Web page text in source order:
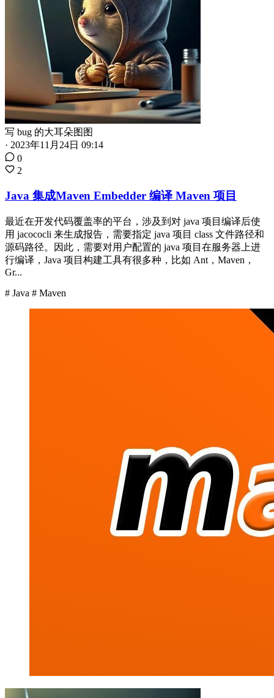
写 bug 的大耳朵图图
· 2023年11月24日 09:14
0
2
Java 集成Maven Embedder 编译 Maven 项目
最近在开发代码覆盖率的平台，涉及到对 java 项目编译后使
用 jacococli 来生成报告，需要指定 java 项目 class 文件路径和
源码路径。因此，需要对用户配置的 java 项目在服务器上进
行编译，Java 项目构建工具有很多种，比如 Ant，Maven，
Gr...
# Java # Maven